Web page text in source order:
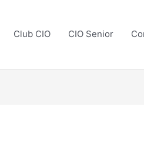
Club CIO CIO Senior